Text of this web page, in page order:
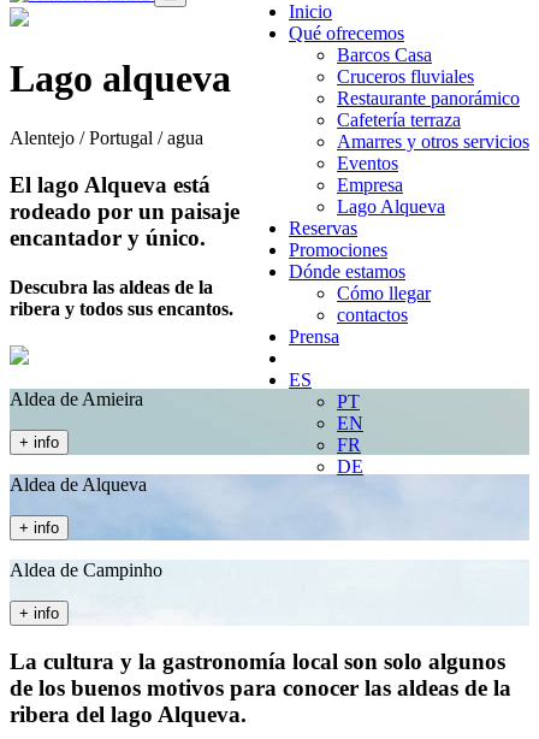
Inicio
Qué ofrecemos
Barcos Casa
Cruceros fluviales
Restaurante panorámico
Cafetería terraza
Amarres y otros servicios
Eventos
Empresa
Lago Alqueva
Reservas
Promociones
Dónde estamos
Cómo llegar
contactos
Prensa
ES
PT
EN
FR
DE
Lago alqueva
Alentejo / Portugal / agua
El lago Alqueva está
rodeado por un paisaje
encantador y único.
Descubra las aldeas de la
ribera y todos sus encantos.
Aldea de Amieira
+ info
Aldea de Alqueva
+ info
Aldea de Campinho
+ info
La cultura y la gastronomía local son solo algunos
de los buenos motivos para conocer las aldeas de la
ribera del lago Alqueva.